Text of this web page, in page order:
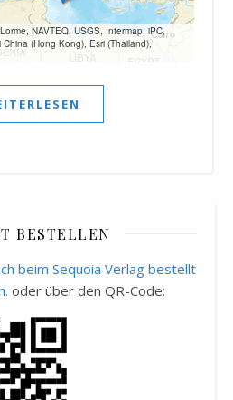
NAVTEQ, USGS, Intermap, iPC,
(Hong Kong), Esri (Thailand),
BESTELLEN
beim Sequoia Verlag bestellt
oder über den QR-Code: